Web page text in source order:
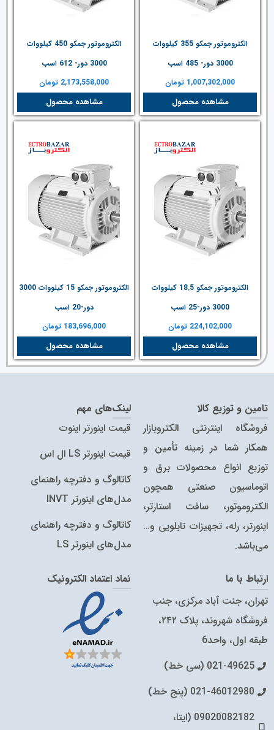
الکتروموتور جمکو 355 کیلووات
3000 دور- 485 اسب
1,007,302,000 تومان
مشاهده محصول
الکتروموتور جمکو 450 کیلووات
3000 دور- 612 اسب
2,173,558,000 تومان
مشاهده محصول
الکتروموتور جمکو 18.5 کیلووات
3000 دور-25 اسب
224,102,000 تومان
مشاهده محصول
الکتروموتور جمکو 15 کیلووات 3000
دور-20 اسب
183,696,000 تومان
مشاهده محصول
تامین و توزیع کالا
فروشگاه اینترنتی الکتروبازار
همکار شما در زمینه تأمین و
توزیع انواع محصولات برق و
اتوماسیون صنعتی همچون
الکتروموتور، سافت استارتر،
اینورتر، رله، تجهیزات تابلویی و…
می‌باشد.
لینک‌های مهم
قیمت اینورتر اینوت
قیمت اینورتر LS ال اس
کاتالوگ و دفترچه راهنمای
مدل‌های اینورتر INVT
کاتالوگ‌ و دفترچه راهنمای
مدل‌های اینورتر LS
ارتباط با ما
تهران، جنت آباد مرکزی، جنب
فروشگاه شهروند، پلاک ۲۴۲،
طبقه اول، واحد6
021-49625 (سی خط)
021-46012980 (پنج خط)
09020082182 (ایتا،
نماد اعتماد الکترونیک